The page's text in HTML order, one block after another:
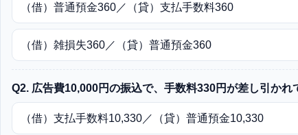
（借）普通預金360／（貸）支払手数料360
（借）雑損失360／（貸）普通預金360
Q2. 広告費10,000円の振込で、手数料330円が差し引か
（借）支払手数料10,330／（貸）普通預金10,330